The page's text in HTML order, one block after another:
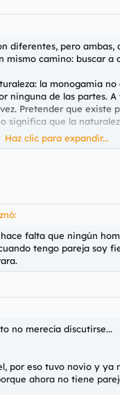
algo.
diferentes, pero ambas,
mismo camino: buscar a
la monogamia no
ninguna de las partes. A
Pretender que existe
significa que la
que una vida de mierda.
no existe esa presión
y se tolera la
de vez en cuando,
y que cada uno tenga su
Haz clic para expandir...
falta que ningún
tengo pareja soy
no merecía discutirse...
por eso tuvo novio y ya
ahora no tiene